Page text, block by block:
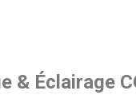
& Éclairage